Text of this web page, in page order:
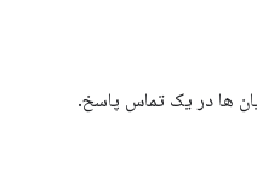
ها در یک تماس پاسخ.